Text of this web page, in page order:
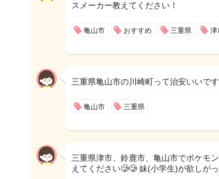
スメーカー教えてください！
亀山市 おすすめ 三重県 津
三重県亀山市の川崎町って治安いいで
亀山市 三重県
三重県津市、鈴鹿市、亀山市でポケモ
えてください🥲🥲 妹(小学生)が欲しが